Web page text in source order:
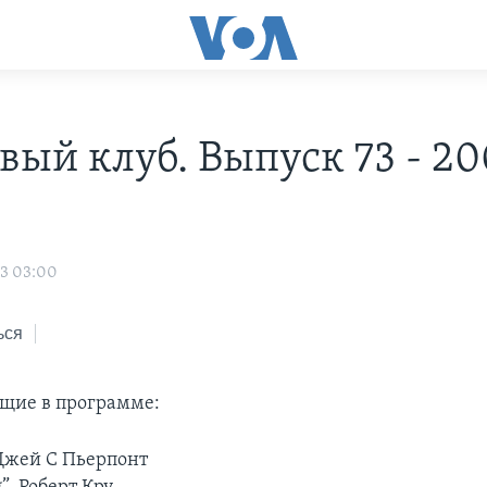
клуб. Выпуск 73 -
03:00
в программе:
С Пьерпонт